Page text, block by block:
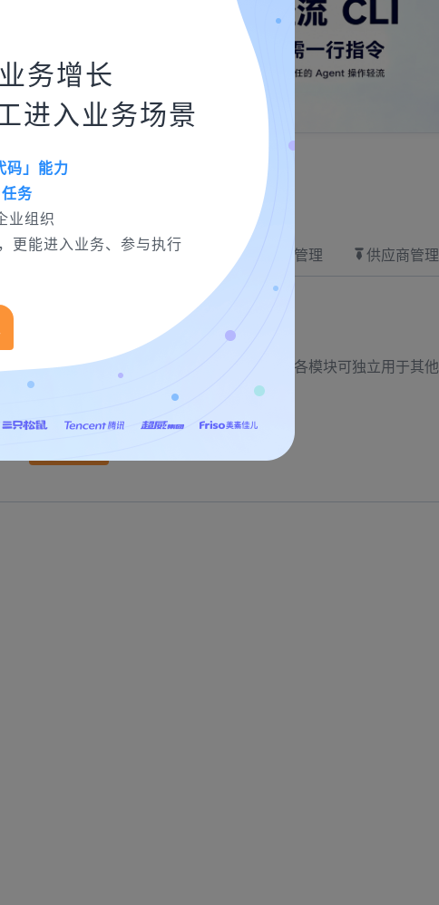
务增长
进入业务场景
码」能力
务
业组织
更能进入业务、参与执行
研发项目 OA协同办公 设备管理 供应商管理
的进销存管理系统
务流程，无需IT人员支持即可自定义流程。各模块可独立用于其他
均算法，销售和采购管理功能丰富